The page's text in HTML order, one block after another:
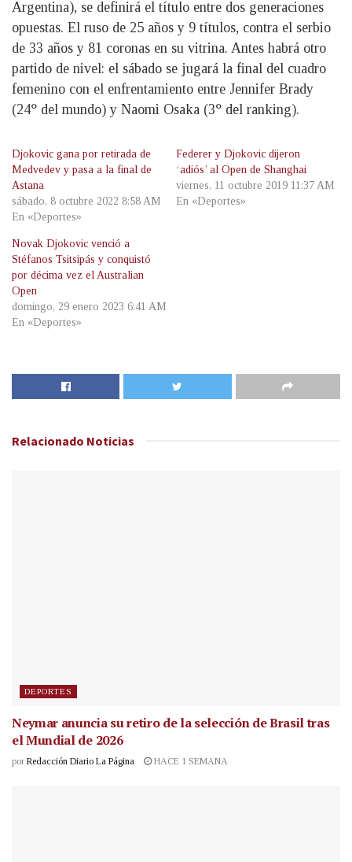
Argentina), se definirá el título entre dos generaciones
opuestas. El ruso de 25 años y 9 títulos, contra el serbio
de 33 años y 81 coronas en su vitrina. Antes habrá otro
partido de nivel: el sábado se jugará la final del cuadro
femenino con el enfrentamiento entre Jennifer Brady
(24° del mundo) y Naomi Osaka (3° del ranking).
Djokovic gana por retirada de
Medvedev y pasa a la final de
Astana
sábado, 8 octubre 2022 8:58 AM
En «Deportes»
Federer y Djokovic dijeron
‘adiós’ al Open de Shanghai
viernes, 11 octubre 2019 11:37 AM
En «Deportes»
Novak Djokovic venció a
Stéfanos Tsitsipás y conquistó
por décima vez el Australian
Open
domingo, 29 enero 2023 6:41 AM
En «Deportes»
Relacionado Noticias
DEPORTES
Neymar anuncia su retiro de la selección de Brasil tras
el Mundial de 2026
por Redacción Diario La Página HACE 1 SEMANA